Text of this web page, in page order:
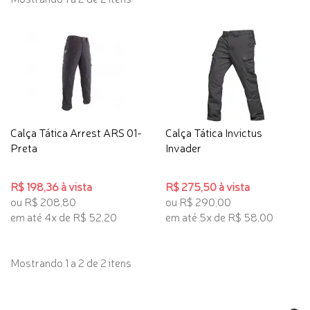
Calça Tática Arrest ARS 01-
Preta
R$ 198,36 à vista
ou R$ 208,80
em até 4x de R$ 52,20
Calça Tática Invictus
Invader
R$ 275,50 à vista
ou R$ 290,00
em até 5x de R$ 58,00
Mostrando 1 a 2 de 2 itens